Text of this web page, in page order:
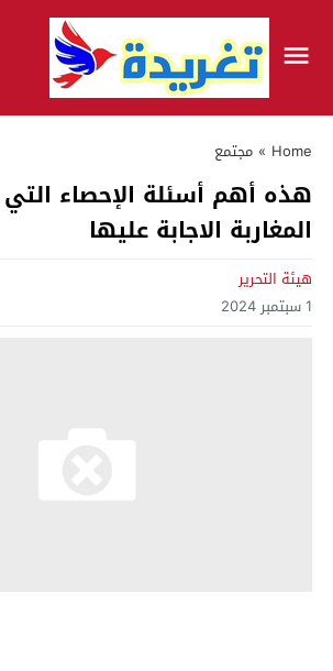
Home
» مجتمع
هذه أهم أسئلة الإحصاء
المغاربة الاجابة عليها
هيئة التحرير
1 سبتمبر 2024